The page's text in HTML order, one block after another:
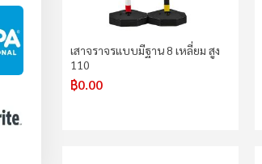
เสาจราจรแบบมีฐาน 8 เหลี่ยม สูง
110
฿0.00